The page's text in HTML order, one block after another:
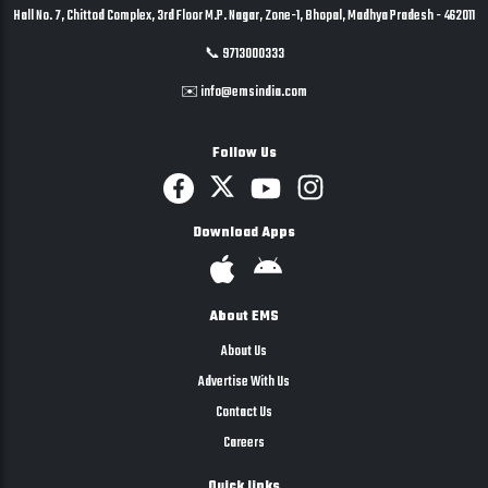
Hall No. 7, Chittod Complex, 3rd Floor M.P. Nagar, Zone-1, Bhopal, Madhya Pradesh - 462011
📞 9713000333
✉️ info@emsindia.com
Follow Us
Download Apps
About EMS
About Us
Advertise With Us
Contact Us
Careers